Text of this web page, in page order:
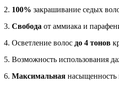
2. 100% закрашивание седых
3. Свобода от аммиака и
4. Осветление волос до 4 тонов
5. Возможность использования
6. Максимальная насыщенность